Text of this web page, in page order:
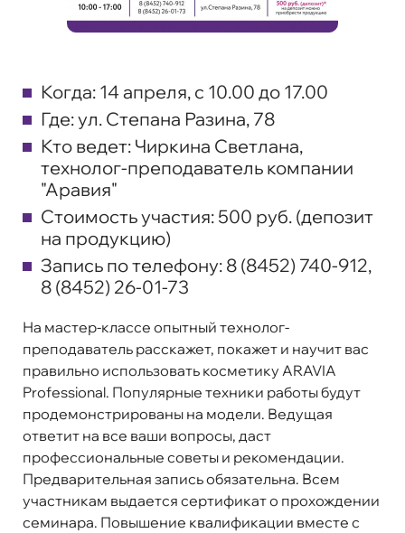
Когда: 14 апреля, с 10.00 до 17.00
Где:ул. Степана Разина, 78
Кто ведет: Чиркина Светлана,
технолог-преподаватель компании
"Аравия"
Стоимость участия: 500 руб. (депозит
на продукцию)
Запись по телефону: 8 (8452) 740-912,
8 (8452) 26-01-73
На мастер-классе опытный технолог-
преподаватель расскажет, покажет и научит вас
правильно использовать косметику ARAVIA
Professional. Популярные техники работы будут
продемонстрированы на модели. Ведущая
ответит на все ваши вопросы, даст
профессиональные советы и рекомендации.
Предварительная запись обязательна. Всем
участникам выдается сертификат о прохождении
семинара. Повышение квалификации вместе с